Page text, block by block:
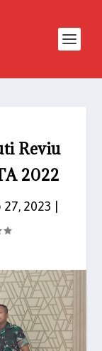
Reviu
2022
27, 2023